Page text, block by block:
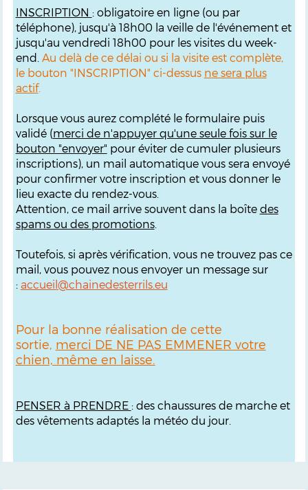
INSCRIPTION : obligatoire en ligne (ou par
téléphone), jusqu'à 18h00 la veille de l'événement et
jusqu'au vendredi 18h00 pour les visites du week-
end. Au delà de ce délai ou si la visite est complète,
le bouton "INSCRIPTION" ci-dessus ne sera plus
actif.
Lorsque vous aurez complété le formulaire puis
validé (merci de n'appuyer qu'une seule fois sur le
bouton "envoyer" pour éviter de cumuler plusieurs
inscriptions), un mail automatique vous sera envoyé
pour confirmer votre inscription et vous donner le
lieu exacte du rendez-vous.
Attention, ce mail arrive souvent dans la boîte des
spams ou des promotions.
Toutefois, si après vérification, vous ne trouvez pas ce
mail, vous pouvez nous envoyer un message sur
: accueil@chainedesterrils.eu
Pour la bonne réalisation de cette
sortie, merci DE NE PAS EMMENER votre
chien, même en laisse.
PENSER à PRENDRE : des chaussures de marche et
des vêtements adaptés la météo du jour.